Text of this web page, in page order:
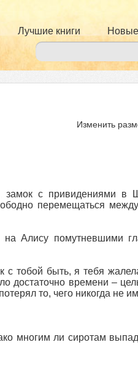
Лучшие книги Новые
Изменить
замок с привидениями в
перемещаться
Алису помутневшими
с тобой быть, я тебя
достаточно времени –
то, чего никогда не
многим ли сиротам